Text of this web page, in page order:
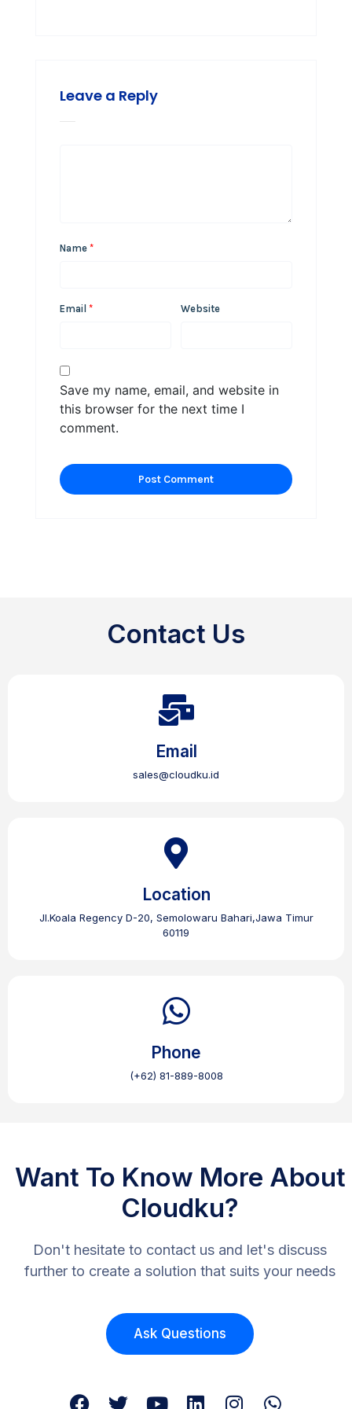
Leave a Reply
Name *
Email * Website
Save my name, email, and website in
this browser for the next time I
comment.
Contact Us
Email
sales@cloudku.id
Location
Jl.Koala Regency D-20, Semolowaru Bahari,Jawa Timur
60119
Phone
(+62) 81-889-8008
Want To Know More About
Cloudku?
Don't hesitate to contact us and let's discuss
further to create a solution that suits your needs
Ask Questions